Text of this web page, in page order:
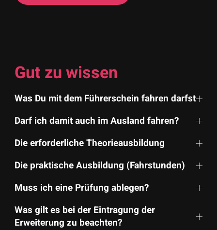
Gut zu wissen
Was Du mit dem Führerschein fahren darfst
Darf ich damit auch im Ausland fahren?
Die erforderliche Theorie­ausbildung
Die praktische Ausbildung (Fahrstunden)
Muss ich eine Prüfung ablegen?
Was gilt es bei der Eintragung der
Erweiterung zu beachten?